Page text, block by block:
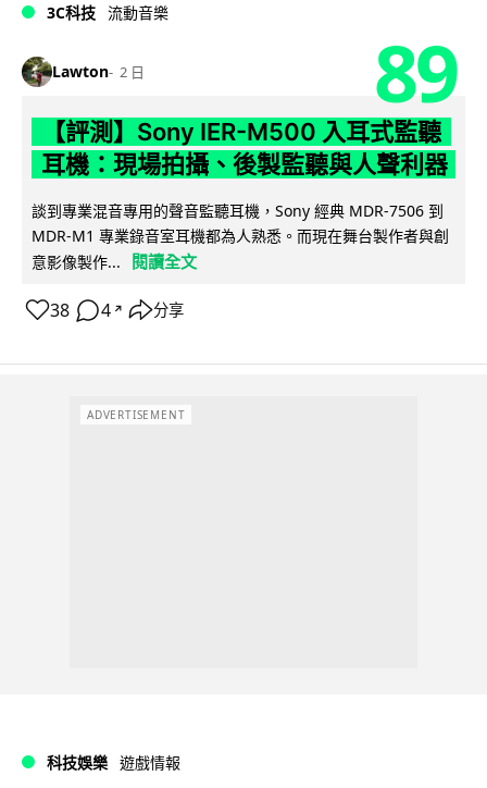
3C科技 流動音樂
Lawton 2 日 89
【評測】Sony IER-M500 入耳式監聽
耳機：現場拍攝、後製監聽與人聲利器
談到專業混音專用的聲音監聽耳機，Sony 經典 MDR-7506 到
MDR-M1 專業錄音室耳機都為人熟悉。而現在舞台製作者與創
意影像製作...
閱讀全文
38 4 ↗ 分享
ADVERTISEMENT
科技娛樂 遊戲情報